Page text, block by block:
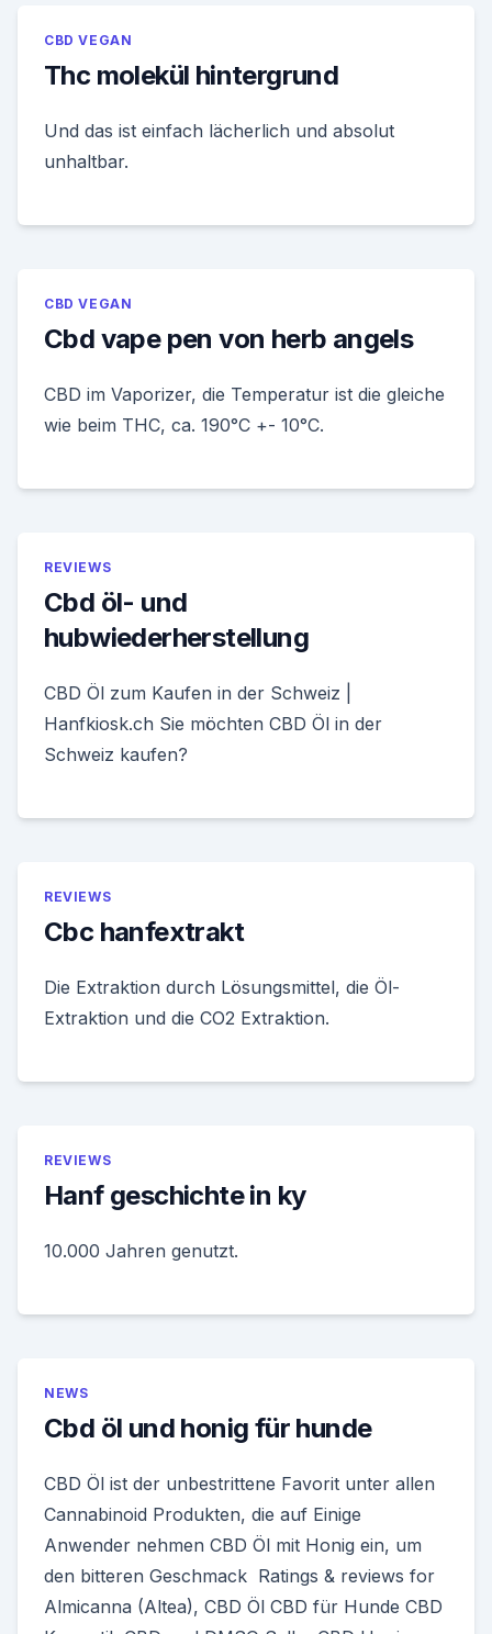
CBD VEGAN
Thc molekül hintergrund
Und das ist einfach lächerlich und absolut
unhaltbar.
CBD VEGAN
Cbd vape pen von herb angels
CBD im Vaporizer, die Temperatur ist die gleiche
wie beim THC, ca. 190°C +- 10°C.
REVIEWS
Cbd öl- und
hubwiederherstellung
CBD Öl zum Kaufen in der Schweiz |
Hanfkiosk.ch Sie möchten CBD Öl in der
Schweiz kaufen?
REVIEWS
Cbc hanfextrakt
Die Extraktion durch Lösungsmittel, die Öl-
Extraktion und die CO2 Extraktion.
REVIEWS
Hanf geschichte in ky
10.000 Jahren genutzt.
NEWS
Cbd öl und honig für hunde
CBD Öl ist der unbestrittene Favorit unter allen
Cannabinoid Produkten, die auf Einige
Anwender nehmen CBD Öl mit Honig ein, um
den bitteren Geschmack Ratings & reviews for
Almicanna (Altea), CBD Öl CBD für Hunde CBD